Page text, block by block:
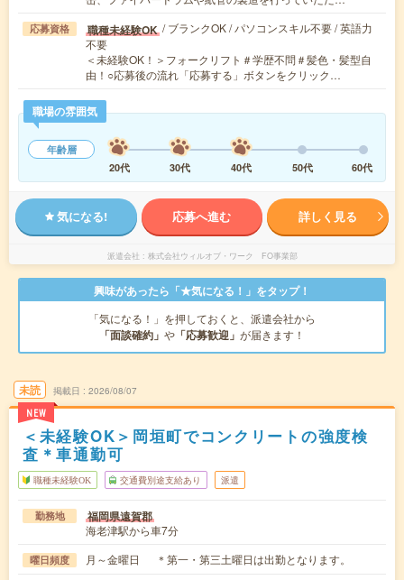
応募資格 職種未経験OK / ブランクOK / パソコンスキル不要 / 英語力
不要
＜未経験OK！＞フォークリフト＃学歴不問＃髪色・髪型自
由！○応募後の流れ「応募する」ボタンをクリック…
職場の雰囲気
年齢層
20代
30代 40代 50代 60代
気になる! 応募へ進む 詳しく見る
派遣会社 株式会社ウィルオブ・ワーク FO事業部
興味があったら「★気になる！」をタップ！
「気になる！」を押しておくと、派遣会社から
「面談確約」 や 「応募歓迎」 が届きます！
未読
NEW
掲載日 2026/08/07
＜未経験OK＞岡垣町でコンクリートの強度検
査＊車通勤可
職種未経験OK 交通費別途支給あり 派遣
勤務地 福岡県遠賀郡
海老津駅から車7分
曜日頻度 月～金曜日 ＊第一・第三土曜日は出勤となります。